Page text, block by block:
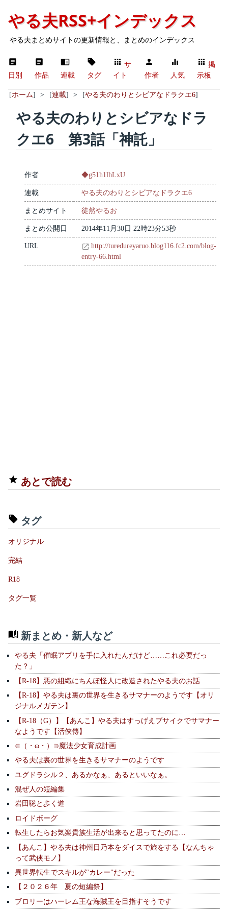
やる夫RSS+インデックス
やる夫まとめサイトの更新情報と、まとめのインデックス
日別 作品 連載 タグ
サ
イト
作者 人気
掲
示板
[ホーム] > [連載] > [やる夫のわりとシビアなドラクエ6]
やる夫のわりとシビアなドラ
クエ6 第3話「神託」
作者 ◆g51h1lhLxU
連載 やる夫のわりとシビアなドラクエ6
まとめサイト 徒然やるお
まとめ公開日 2014年11月30日 22時23分53秒
URL
http://turedureyaruo.blog116.fc2.com/blog-
entry-66.html
あとで読む
タグ
オリジナル
完結
R18
タグ一覧
新まとめ・新人など
やる夫「催眠アプリを手に入れたんだけど……これ必要だっ
た？」
【R-18】悪の組織にちんぽ怪人に改造されたやる夫のお話
【R-18】やる夫は裏の世界を生きるサマナーのようです【オリ
ジナルメガテン】
【R-18（G）】【あんこ】やる夫はすっげえブサイクでサマナー
なようです【活俠傳】
∈（・ω・）∋魔法少女育成計画
やる夫は裏の世界を生きるサマナーのようです
ユグドラシル２、あるかなぁ、あるといいなぁ。
混ぜ人の短編集
岩田聡と歩く道
ロイドボーグ
転生したらお気楽貴族生活が出来ると思ってたのに…
【あんこ】やる夫は神州日乃本をダイスで旅をする【なんちゃ
って武侠モノ】
異世界転生でスキルが"カレー"だった
【２０２６年 夏の短編祭】
ブロリーはハーレム王な海賊王を目指すそうです